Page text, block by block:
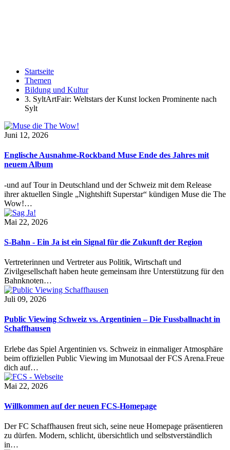
Startseite
Themen
Bildung und Kultur
3. SyltArtFair: Weltstars der Kunst locken Prominente nach
Sylt
Juni 12, 2026
Englische Ausnahme-Rockband Muse Ende des Jahres mit
neuem Album
-und auf Tour in Deutschland und der Schweiz mit dem Release
ihrer aktuellen Single „Nightshift Superstar“ kündigen Muse die The
Wow!…
Mai 22, 2026
S-Bahn - Ein Ja ist ein Signal für die Zukunft der Region
Vertreterinnen und Vertreter aus Politik, Wirtschaft und
Zivilgesellschaft haben heute gemeinsam ihre Unterstützung für den
Bahnknoten…
Juli 09, 2026
Public Viewing Schweiz vs. Argentinien – Die Fussballnacht in
Schaffhausen
Erlebe das Spiel Argentinien vs. Schweiz in einmaliger Atmosphäre
beim offiziellen Public Viewing im Munotsaal der FCS Arena.Freue
dich auf…
Mai 22, 2026
Willkommen auf der neuen FCS-Homepage
Der FC Schaffhausen freut sich, seine neue Homepage präsentieren
zu dürfen. Modern, schlicht, übersichtlich und selbstverständlich
in…